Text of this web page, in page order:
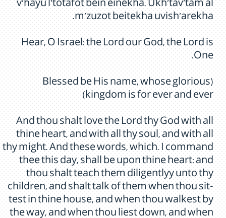
v'hayu l'totafot bein einekha. Ukh'tav'tam al
m'zuzot beitekha uvish'arekha.
Hear, O Israel: the Lord our God, the Lord is
One.
(Blessed be His name, whose glorious
kingdom is for ever and ever)
And thou shalt love the Lord thy God with all
thine heart, and with all thy soul, and with all
thy might. And these words, which. I command
thee this day, shall be upon thine heart: and
thou shalt teach them diligentlyy unto thy
children, and shalt talk of them when thou sit-
test in thine house, and when thou walkest by
the way, and when thou liest down, and when